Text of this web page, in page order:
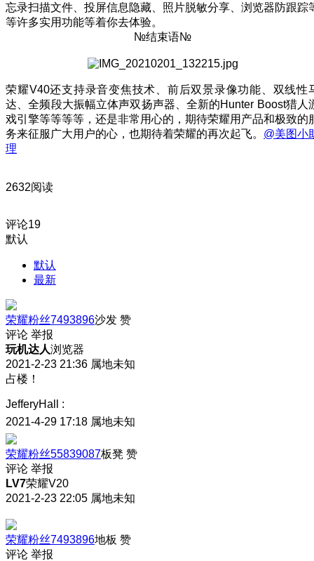
忘录扫描文件、投屏信息隐藏、照片脱敏分享、浏览器防跟踪
等许多实用功能等着你去体验。
№结束语№
荣耀V40还支持录音变焦技术、前后双景录像功能、双线性
达、全频段大振幅立体声双扬声器、全新的Hunter Boost猎人
戏引擎等等等等，还是非常用心的，期待荣耀用产品和极致的
务来征服广大用户的心，也期待着荣耀的再次起飞。 @美图小
理
2632阅读
评论19
默认
默认
最新
荣耀粉丝7493896沙发 赞
评论 举报
玩机达人浏览器
2021-2-23 21:36 属地未知
占楼！
JefferyHall
:
2021-4-29 17:18 属地未知
荣耀粉丝55839087板凳 赞
评论 举报
LV7荣耀V20
2021-2-23 22:05 属地未知
荣耀粉丝7493896地板 赞
评论 举报